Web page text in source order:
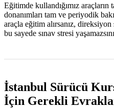
Eğitimde kullandığımız
donanımları tam ve periyodik
araçla eğitim alırsanız, direksiyon
bu sayede sınav stresi
İstanbul Sürücü
İçin Gerekli